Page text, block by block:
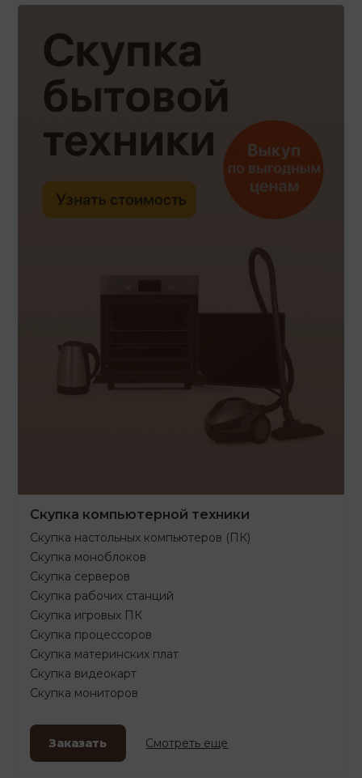
Скупка компьютерной техники
Скупка настольных компьютеров (ПК)
Скупка моноблоков
Скупка серверов
Скупка рабочих станций
Скупка игровых ПК
Скупка процессоров
Скупка материнских плат
Скупка видеокарт
Скупка мониторов
Заказать Смотреть еще